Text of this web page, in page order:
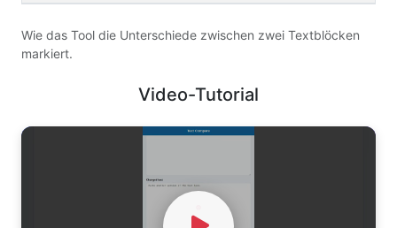
Wie das Tool die Unterschiede zwischen zwei Textblöcken
markiert.
Video-Tutorial